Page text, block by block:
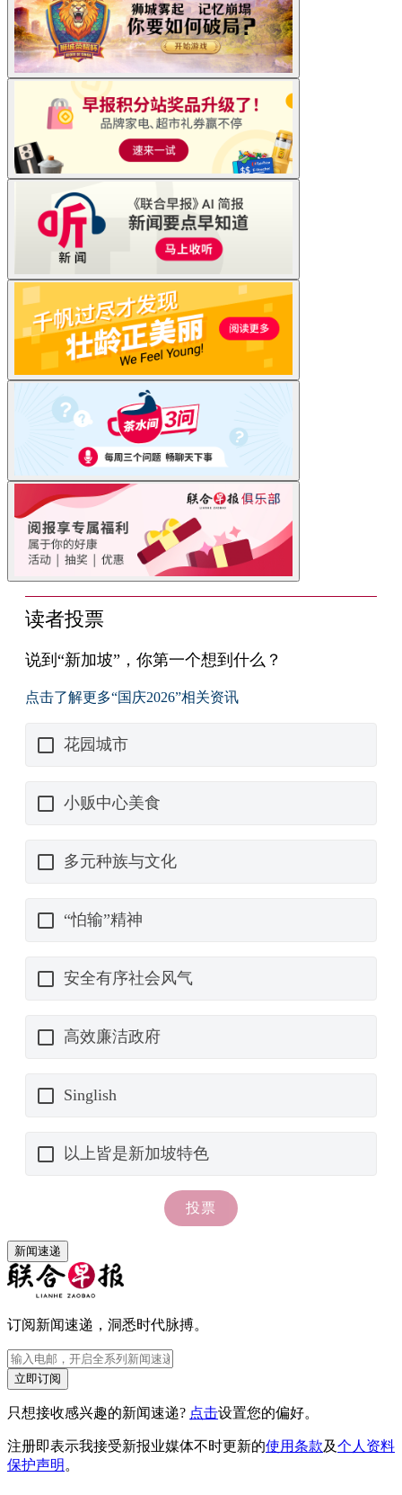
新闻速递
订阅新闻速递，洞悉时代脉搏。
立即订阅
只想接收感兴趣的新闻速递? 点击设置您的偏好。
注册即表示我接受新报业媒体不时更新的使用条款及个人资料
保护声明 。